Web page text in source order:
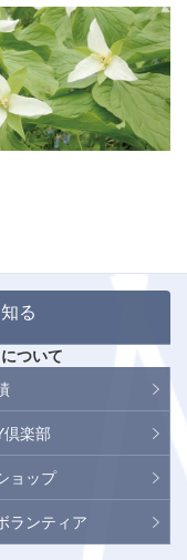
る
ついて
倶楽部
ョップ
ランティア